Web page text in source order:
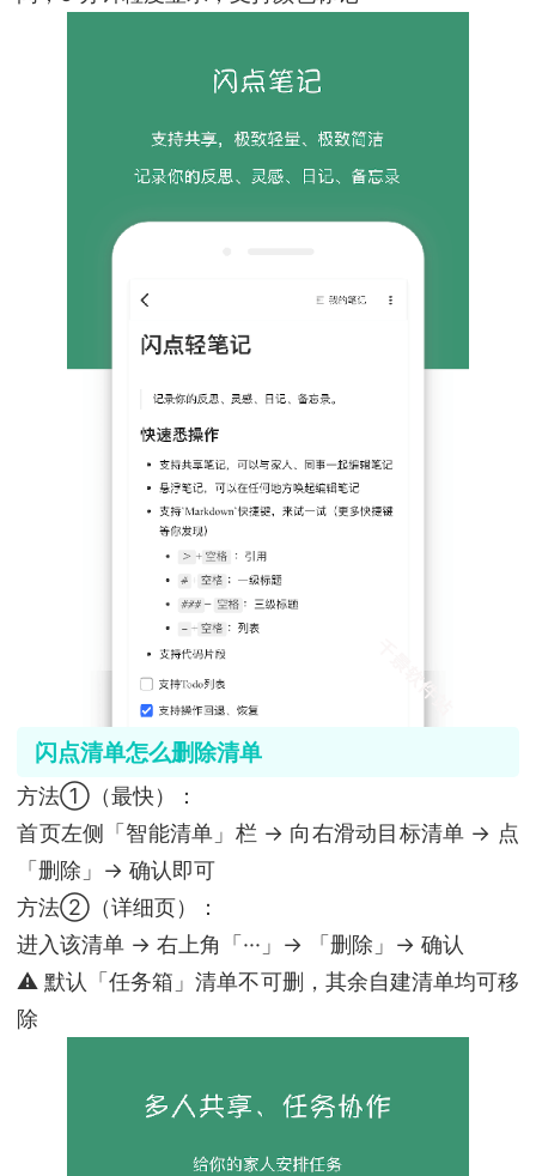
闪点清单怎么删除清单
方法①（最快）：
首页左侧「智能清单」栏 → 向右滑动目标清单 → 点
「删除」→ 确认即可
方法②（详细页）：
进入该清单 → 右上角「···」→ 「删除」→ 确认
⚠️ 默认「任务箱」清单不可删，其余自建清单均可移
除